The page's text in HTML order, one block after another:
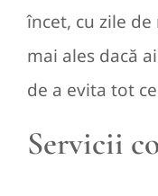
încet, cu zile
mai ales dacă
de a evita tot
Servicii